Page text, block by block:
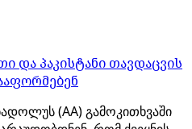
და პაკისტანი თავდაცვის
(AA) გამოკითხვაში